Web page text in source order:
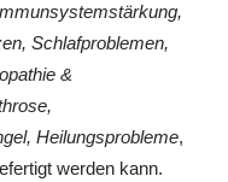
Schlafproblemen,
&
Heilungsprobleme,
werden kann.